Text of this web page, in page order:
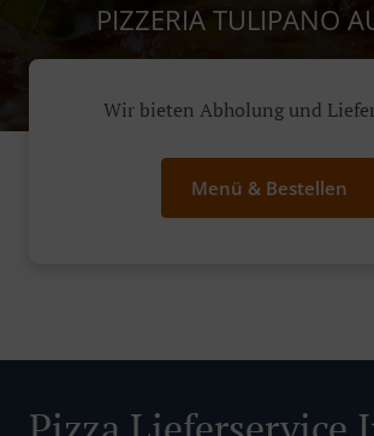
PIZZERIA TULIPANO
Wir bieten Abholung und
Menü & Bestellen